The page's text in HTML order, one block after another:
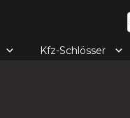
Kfz-Schlösser